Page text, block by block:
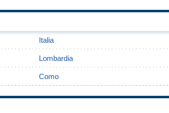
Italia
Lombardia
Como